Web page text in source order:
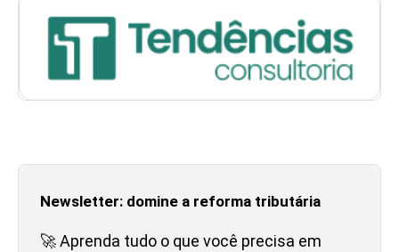
Newsletter: domine a reforma tributária
🚀 Aprenda tudo o que você precisa em